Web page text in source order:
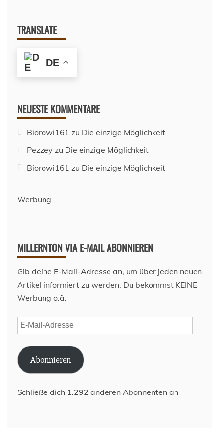
TRANSLATE
DE
NEUESTE KOMMENTARE
Biorowi161 zu Die einzige Möglichkeit
Pezzey zu Die einzige Möglichkeit
Biorowi161 zu Die einzige Möglichkeit
Werbung
MILLERNTON VIA E-MAIL ABONNIEREN
Gib deine E-Mail-Adresse an, um über jeden neuen
Artikel informiert zu werden. Du bekommst KEINE
Werbung o.ä.
E-
Mail-
Adresse
Abonnieren
Schließe dich 1.292 anderen Abonnenten an